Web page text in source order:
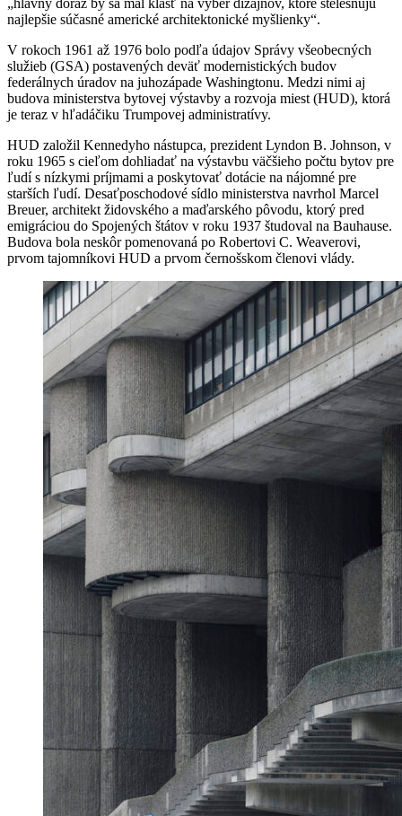
„hlavný dôraz by sa mal klásť na výber dizajnov, ktoré stelesňujú
najlepšie súčasné americké architektonické myšlienky“.
V rokoch 1961 až 1976 bolo podľa údajov Správy všeobecných
služieb (GSA) postavených deväť modernistických budov
federálnych úradov na juhozápade Washingtonu. Medzi nimi aj
budova ministerstva bytovej výstavby a rozvoja miest (HUD), ktorá
je teraz v hľadáčiku Trumpovej administratívy.
HUD založil Kennedyho nástupca, prezident Lyndon B. Johnson, v
roku 1965 s cieľom dohliadať na výstavbu väčšieho počtu bytov pre
ľudí s nízkymi príjmami a poskytovať dotácie na nájomné pre
starších ľudí. Desaťposchodové sídlo ministerstva navrhol Marcel
Breuer, architekt židovského a maďarského pôvodu, ktorý pred
emigráciou do Spojených štátov v roku 1937 študoval na Bauhause.
Budova bola neskôr pomenovaná po Robertovi C. Weaverovi,
prvom tajomníkovi HUD a prvom černošskom členovi vlády.